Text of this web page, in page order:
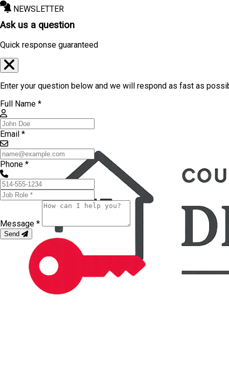
NEWSLETTER
Ask us a question
Quick response guaranteed
Enter your question below and we will respond as fast as
Full Name *
Email *
Phone *
Message *
Send